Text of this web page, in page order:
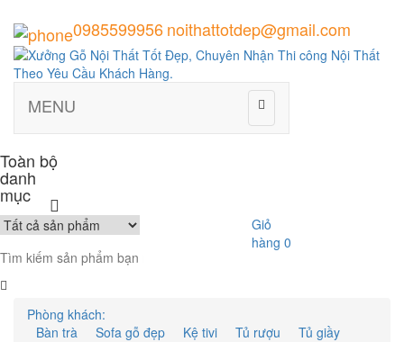
0985599956noithattotdep@gmail.com
MENU
Toàn bộ
danh
mục
Giỏ
hàng 0
Phòng khách:
Bàn trà
Sofa gỗ đẹp Kệ tivi Tủ rượu Tủ giầy